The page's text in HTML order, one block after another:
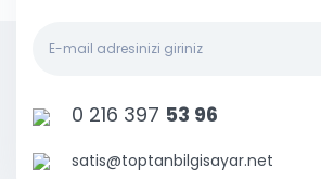
0 216 397 53 96
satis@toptanbilgisayar.net